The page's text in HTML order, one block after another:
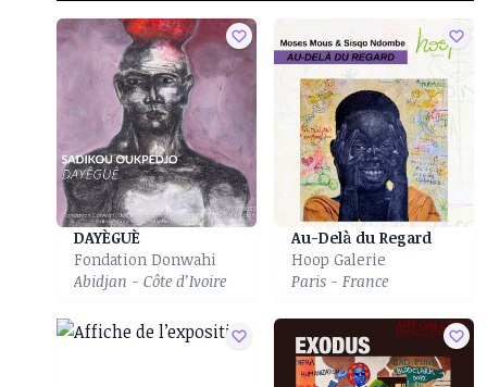
DAYÈGUÈ
Fondation Donwahi
Abidjan - Côte d’Ivoire
Au-Delà du Regard
Hoop Galerie
Paris - France